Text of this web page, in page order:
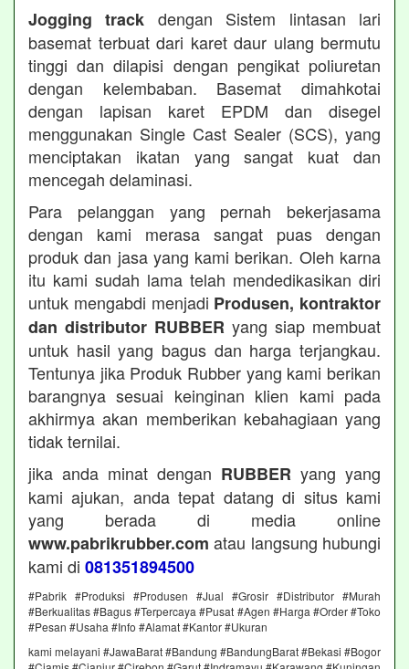
Jogging track dengan Sistem lintasan lari
basemat terbuat dari karet daur ulang bermutu
tinggi dan dilapisi dengan pengikat poliuretan
dengan kelembaban. Basemat dimahkotai
dengan lapisan karet EPDM dan disegel
menggunakan Single Cast Sealer (SCS), yang
menciptakan ikatan yang sangat kuat dan
mencegah delaminasi.
Para pelanggan yang pernah bekerjasama
dengan kami merasa sangat puas dengan
produk dan jasa yang kami berikan. Oleh karna
itu kami sudah lama telah mendedikasikan diri
untuk mengabdi menjadi Produsen, kontraktor
dan distributor RUBBER yang siap membuat
untuk hasil yang bagus dan harga terjangkau.
Tentunya jika Produk Rubber yang kami berikan
barangnya sesuai keinginan klien kami pada
akhirmya akan memberikan kebahagiaan yang
tidak ternilai.
jika anda minat dengan RUBBER yang yang
kami ajukan, anda tepat datang di situs kami
yang berada di media online
www.pabrikrubber.com atau langsung hubungi
kami di 081351894500
#Pabrik #Produksi #Produsen #Jual #Grosir #Distributor #Murah
#Berkualitas #Bagus #Terpercaya #Pusat #Agen #Harga #Order #Toko
#Pesan #Usaha #Info #Alamat #Kantor #Ukuran
kami melayani #JawaBarat #Bandung #BandungBarat #Bekasi #Bogor